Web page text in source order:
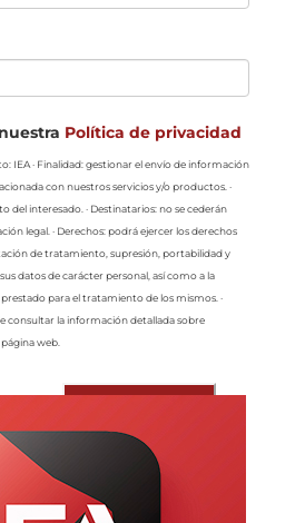
Política de privacidad
IEA · Finalidad: gestionar el envío de información
con nuestros servicios y/o productos. ·
del interesado. · Destinatarios: no se cederán
legal. · Derechos: podrá ejercer los derechos
de tratamiento, supresión, portabilidad y
datos de carácter personal, así como a la
para el tratamiento de los mismos. ·
consultar la información detallada sobre
web.